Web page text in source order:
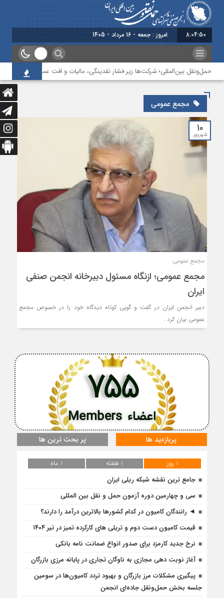
8:04:51 امروز : جمعه - 16 مرداد - 1405
حمل‌ونقل بین‌المللی؛ شرکت‌ها زیر فشار نقدینگی، مالیات و افت عملیات
مجمع عمومی
۱۰
شهریور
مجمع عمومی
مجمع عمومی؛ ازنگاه مسئول دبیرخانه انجمن صنفی
ایران
دبیر انجمن ایران در گفت و گویی کوتاه دیدگاه خود را در خصوص مجمع
عمومی بیان کرد .
اعضاء Members
755
پربازدید ها پر بحث ترین ها
1 روز 1 هفته
1 ماه
جامع ترین نقشه شبکه ریلی ایران
سی و چهارمین دوره آزمون حمل و نقل بین المللی
◄ رانندگان کامیون در کدام کشورها بالاترین درآمد را دارند؟
قیمت کامیون دست دوم و تریلی‌ های کارکرده تمیز در تیر ۱۴۰۴
نرخ جدید کارمزد برای صدور انواع ضمانت نامه بانکی
آغاز نوبت دهی مجازی به ناوگان تجاری در پایانه مرزی بازرگان
پیگیری مشکلات مرز بازرگان و بهبود تردد کامیون‌ها در سومین
جلسه بخش حمل‌ونقل جاده‌ای انجمن